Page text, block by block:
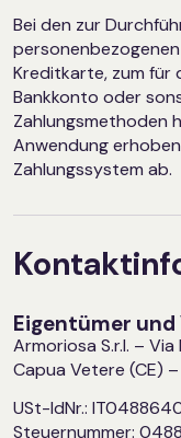
Bei den zur
Kreditkarte, zum für
Bankkonto oder
Zahlungsmethoden
Anwendung
Zahlungssystem ab.
Eigentümer
Armoriosa S.r.l. –
Capua Vetere (CE)
USt-IdNr.:
Steuernummer: